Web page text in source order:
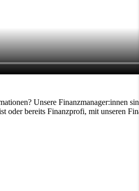
Unsere Finanzmanager:innen
bereits Finanzprofi, mit unseren